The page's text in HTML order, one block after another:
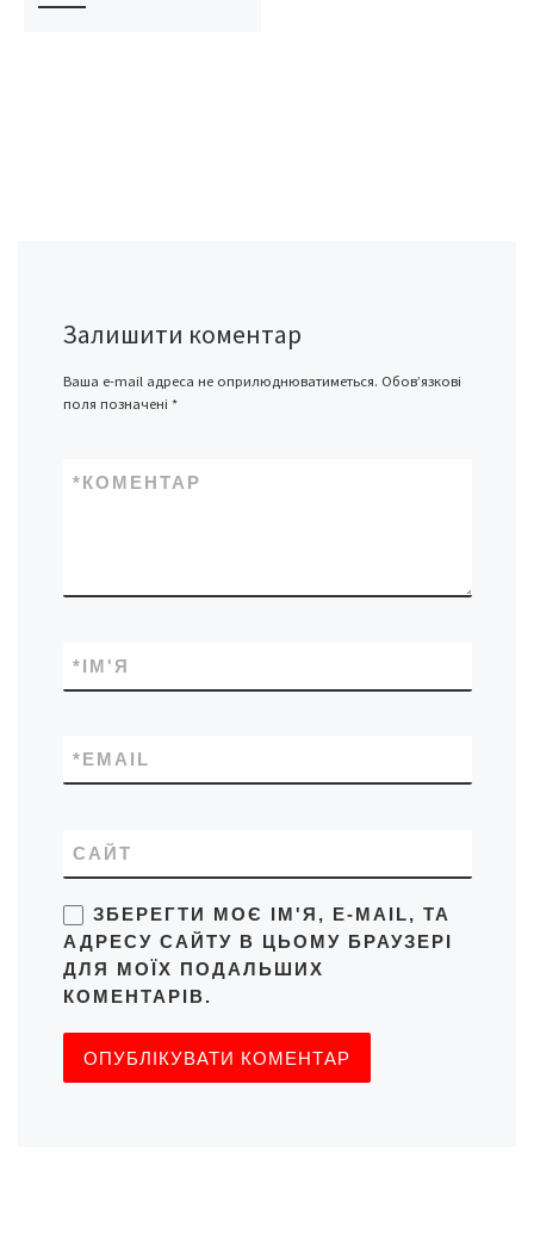
Залишити коментар
Ваша e-mail адреса не оприлюднюватиметься. Обов’язкові
поля позначені *
КОМЕНТАР
*
ІМ'Я
*
EMAIL
*
САЙТ
ЗБЕРЕГТИ МОЄ ІМ'Я, E-MAIL, ТА
АДРЕСУ САЙТУ В ЦЬОМУ БРАУЗЕРІ
ДЛЯ МОЇХ ПОДАЛЬШИХ
КОМЕНТАРІВ.